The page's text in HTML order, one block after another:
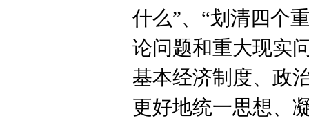
什么”、“划清四个
论问题和重大现实
基本经济制度、政
更好地统一思想、